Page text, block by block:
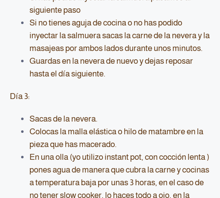
siguiente paso
Si no tienes aguja de cocina o no has podido
inyectar la salmuera sacas la carne de la nevera y la
masajeas por ambos lados durante unos minutos.
Guardas en la nevera de nuevo y dejas reposar
hasta el día siguiente.
Día 3:
Sacas de la nevera.
Colocas la malla elástica o hilo de matambre en la
pieza que has macerado.
En una olla (yo utilizo instant pot, con cocción lenta )
pones agua de manera que cubra la carne y cocinas
a temperatura baja por unas 3 horas, en el caso de
no tener slow cooker, lo haces todo a ojo, en la